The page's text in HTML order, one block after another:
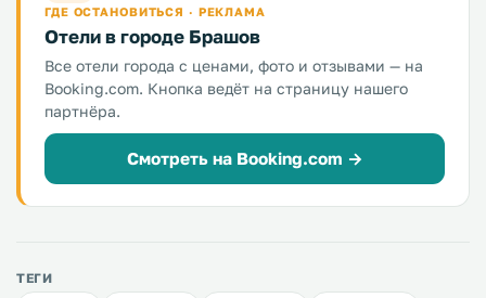
ГДЕ ОСТАНОВИТЬСЯ · РЕКЛАМА
Отели в городе Брашов
Все отели города с ценами, фото и отзывами — на
Booking.com. Кнопка ведёт на страницу нашего
партнёра.
Смотреть на Booking.com →
ТЕГИ